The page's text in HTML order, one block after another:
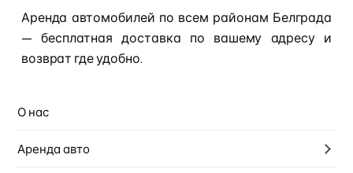
О нас
Аренда авто
Аренда автомобилей по всем районам Белграда
— бесплатная доставка по вашему адресу и
возврат где удобно.
Забронировать